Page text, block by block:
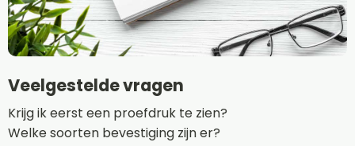
Veelgestelde vragen
Krijg ik eerst een proefdruk te zien?
Welke soorten bevestiging zijn er?